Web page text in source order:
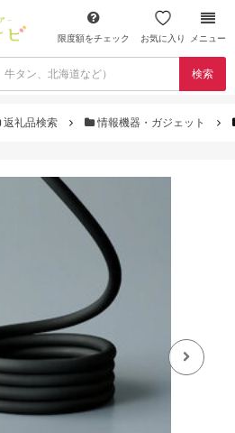
限度額をチェック お気に入り メニュー
検索
返礼品検索 情報機器・ガジェット